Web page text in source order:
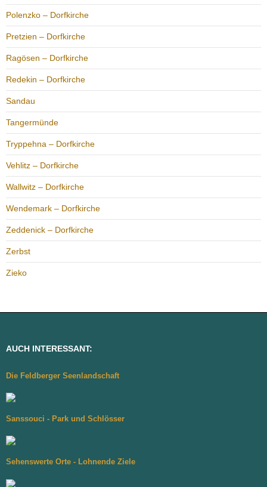
Polenzko – Dorfkirche
Pretzien – Dorfkirche
Ragösen – Dorfkirche
Redekin – Dorfkirche
Sandau
Tangermünde
Tryppehna – Dorfkirche
Vehlitz – Dorfkirche
Wallwitz – Dorfkirche
Wendemark – Dorfkirche
Zeddenick – Dorfkirche
Zerbst
Zieko
AUCH INTERESSANT:
Die Feldberger Seenlandschaft
Sanssouci - Park und Schlösser
Sehenswerte Orte - Lohnende Ziele